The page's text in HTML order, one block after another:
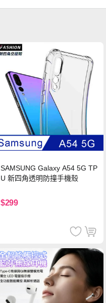
SAMSUNG Galaxy A54 5G TP
U 新四角透明防撞手機殼
$299